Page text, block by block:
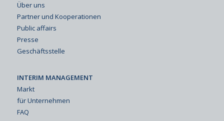
Über uns
Partner und Kooperationen
Public affairs
Presse
Geschäftsstelle
INTERIM MANAGEMENT
Markt
für Unternehmen
FAQ